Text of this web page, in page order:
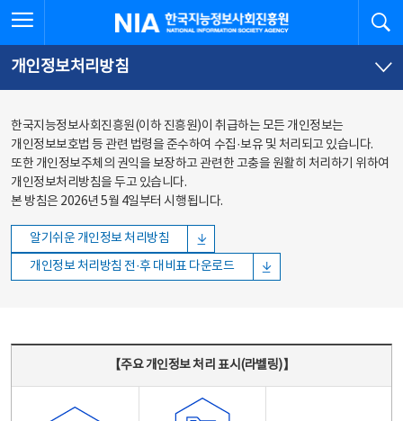
바로가기
바로가기
한국지능정보사회진흥원
개인정보처리방침
한국지능정보사회진흥원(이하 진흥원)이 취급하는 모든 개인정보는
개인정보보호법 등 관련 법령을 준수하여 수집·보유 및 처리되고 있습니다.
또한 개인정보주체의 권익을 보장하고 관련한 고충을 원활히 처리하기 위하여
개인정보처리방침을 두고 있습니다.
본 방침은 2026년 5월 4일부터 시행됩니다.
알기쉬운 개인정보 처리방침
개인정보 처리방침 전·후 대비표 다운로드
【주요 개인정보 처리 표시(라벨링)】